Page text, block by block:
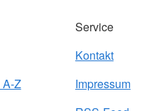
Z
Service
Kontakt
Impressum